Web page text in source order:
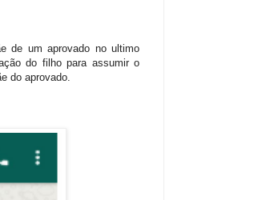
de um aprovado no ultimo
do filho para assumir o
do aprovado.